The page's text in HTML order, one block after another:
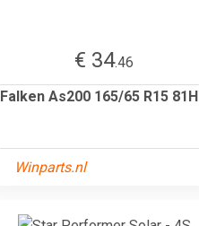
€ 34.46
Falken As200 165/65 R15 81H
Winparts.nl